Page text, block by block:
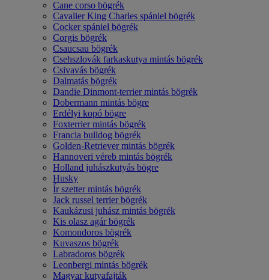
Cane corso bögrék
Cavalier King Charles spániel bögrék
Cocker spániel bögrék
Corgis bögrék
Csaucsau bögrék
Csehszlovák farkaskutya mintás bögrék
Csivavás bögrék
Dalmatás bögrék
Dandie Dinmont-terrier mintás bögrék
Dobermann mintás bögre
Erdélyi kopó bögre
Foxterrier mintás bögrék
Francia bulldog bögrék
Golden-Retriever mintás bögrék
Hannoveri véreb mintás bögrék
Holland juhászkutyás bögre
Husky
Ír szetter mintás bögrék
Jack russel terrier bögrék
Kaukázusi juhász mintás bögrék
Kis olasz agár bögrék
Komondoros bögrék
Kuvaszos bögrék
Labradoros bögrék
Leonbergi mintás bögrék
Magyar kutyafajták